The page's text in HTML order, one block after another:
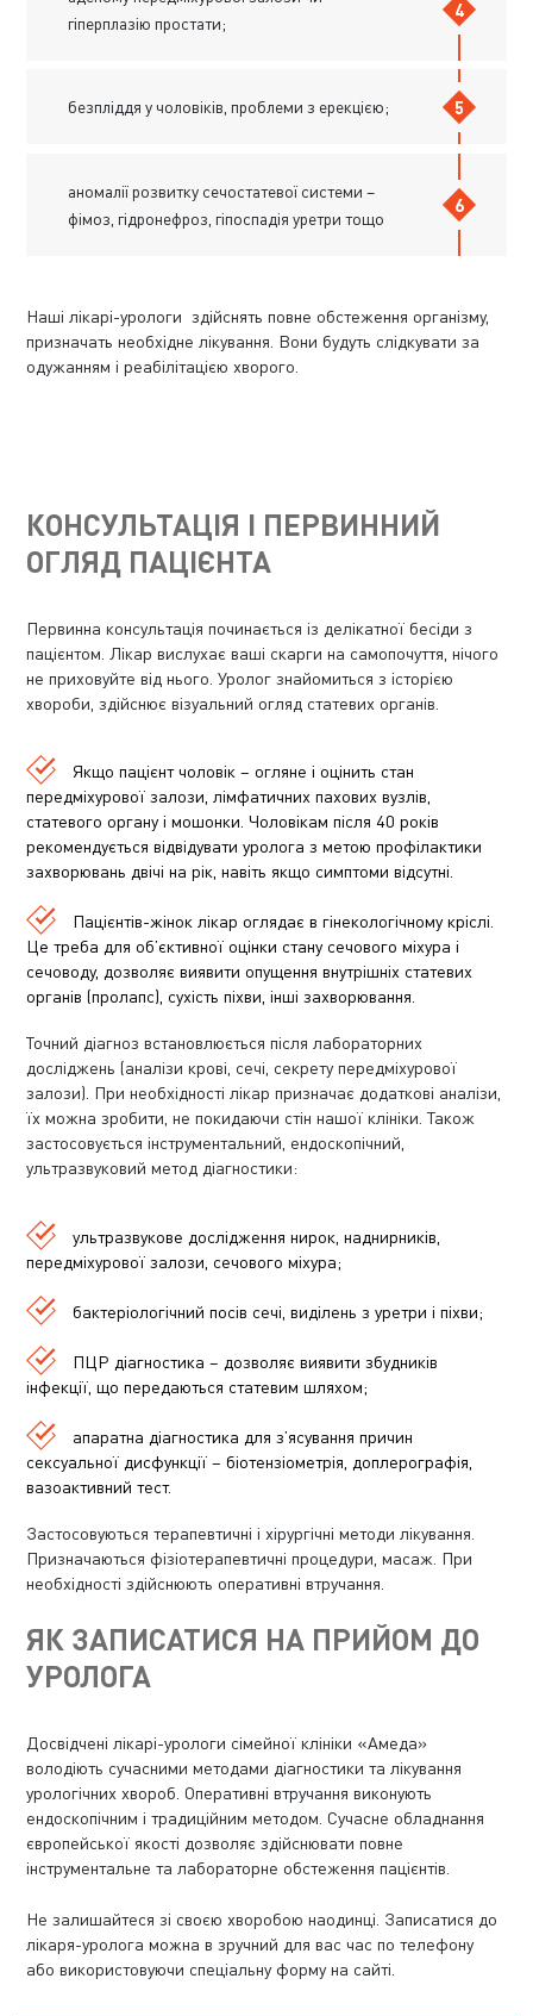
гіперплазію простати;
безпліддя у чоловіків, проблеми з ерекцією;
аномалії розвитку сечостатевої системи –
фімоз, гідронефроз, гіпоспадія уретри тощо
Наші лікарі-урологи здійснять повне обстеження організму,
призначать необхідне лікування. Вони будуть слідкувати за
одужанням і реабілітацією хворого.
КОНСУЛЬТАЦІЯ І ПЕРВИННИЙ
ОГЛЯД ПАЦІЄНТА
Первинна консультація починається із делікатної бесіди з
пацієнтом. Лікар вислухає ваші скарги на самопочуття, нічого
не приховуйте від нього. Уролог знайомиться з історією
хвороби, здійснює візуальний огляд статевих органів.
Якщо пацієнт чоловік – огляне і оцінить стан
передміхурової залози, лімфатичних пахових вузлів,
статевого органу і мошонки. Чоловікам після 40 років
рекомендується відвідувати уролога з метою профілактики
захворювань двічі на рік, навіть якщо симптоми відсутні.
Пацієнтів-жінок лікар оглядає в гінекологічному кріслі.
Це треба для об’єктивної оцінки стану сечового міхура і
сечоводу, дозволяє виявити опущення внутрішніх статевих
органів (пролапс), сухість піхви, інші захворювання.
Точний діагноз встановлюється після лабораторних
досліджень (аналізи крові, сечі, секрету передміхурової
залози). При необхідності лікар призначає додаткові аналізи,
їх можна зробити, не покидаючи стін нашої клініки. Також
застосовується інструментальний, ендоскопічний,
ультразвуковий метод діагностики:
ультразвукове дослідження нирок, наднирників,
передміхурової залози, сечового міхура;
бактеріологічний посів сечі, виділень з уретри і піхви;
ПЦР діагностика – дозволяє виявити збудників
інфекції, що передаються статевим шляхом;
апаратна діагностика для з’ясування причин
сексуальної дисфункції – біотензіометрія, доплерографія,
вазоактивний тест.
Застосовуються терапевтичні і хірургічні методи лікування.
Призначаються фізіотерапевтичні процедури, масаж. При
необхідності здійснюють оперативні втручання.
ЯК ЗАПИСАТИСЯ НА ПРИЙОМ ДО
УРОЛОГА
Досвідчені лікарі-урологи сімейної клініки «Амеда»
володіють сучасними методами діагностики та лікування
урологічних хвороб. Оперативні втручання виконують
ендоскопічним і традиційним методом. Сучасне обладнання
європейської якості дозволяє здійснювати повне
інструментальне та лабораторне обстеження пацієнтів.
Не залишайтеся зі своєю хворобою наодинці. Записатися до
лікаря-уролога можна в зручний для вас час по телефону
або використовуючи спеціальну форму на сайті.